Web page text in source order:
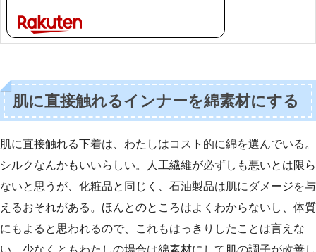
肌に直接触れるインナーを綿素材にする
肌に直接触れる下着は、わたしはコスト的に綿を選んでいる。
シルクなんかもいいらしい。人工繊維が必ずしも悪いとは限ら
ないと思うが、化粧品と同じく、石油製品は肌にダメージを与
えるおそれがある。ほんとのところはよくわからないし、体質
にもよると思われるので、これもはっきりしたことは言えな
い。少なくともわたしの場合は綿素材にして肌の調子が改善し